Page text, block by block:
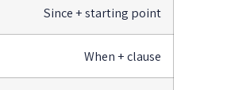
Since + starting point
When + clause